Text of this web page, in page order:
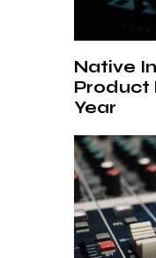
Native
Product
Year